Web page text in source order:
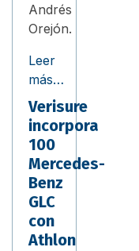
Andrés
Orejón.
Leer
más…
Verisure
incorpora
100
Mercedes-
Benz
GLC
con
Athlon